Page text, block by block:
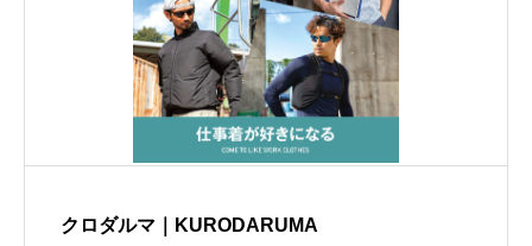
クロダルマ｜KURODARUMA